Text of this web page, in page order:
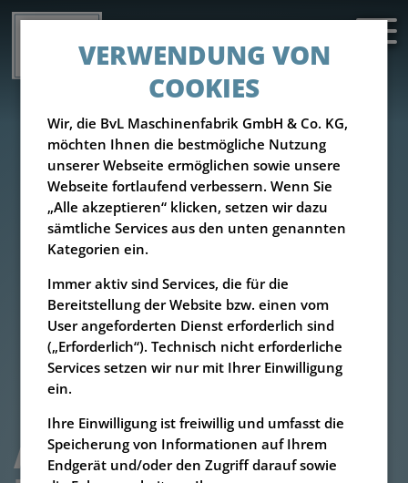
ABSCHIEBEBODEN UND
VERWENDUNG VON
COOKIES
Wir, die BvL Maschinenfabrik GmbH & Co. KG,
möchten Ihnen die bestmögliche Nutzung
unserer Webseite ermöglichen sowie unsere
Webseite fortlaufend verbessern. Wenn Sie
„Alle akzeptieren“ klicken, setzen wir dazu
sämtliche Services aus den unten genannten
Kategorien ein.
Immer aktiv sind Services, die für die
Bereitstellung der Website bzw. einen vom
User angeforderten Dienst erforderlich sind
(„Erforderlich“). Technisch nicht erforderliche
Services setzen wir nur mit Ihrer Einwilligung
ein.
Ihre Einwilligung ist freiwillig und umfasst die
Speicherung von Informationen auf Ihrem
Endgerät und/oder den Zugriff darauf sowie